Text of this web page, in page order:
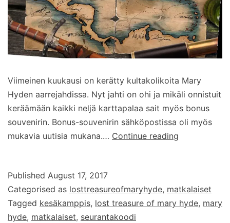
Viimeinen kuukausi on kerätty kultakolikoita Mary
Hyden aarrejahdissa. Nyt jahti on ohi ja mikäli onnistuit
keräämään kaikki neljä karttapalaa sait myös bonus
souvenirin. Bonus-souvenirin sähköpostissa oli myös
mukavia uutisia mukana.… Continue reading
Published August 17, 2017
Categorised as losttreasureofmaryhyde, matkalaiset
Tagged kesäkamppis, lost treasure of mary hyde, mary
hyde, matkalaiset, seurantakoodi